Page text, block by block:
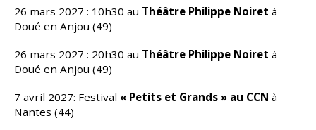
26 mars 2027 : 10h30 au Théâtre Philippe Noiret à
Doué en Anjou (49)
26 mars 2027 : 20h30 au Théâtre Philippe Noiret à
Doué en Anjou (49)
7 avril 2027: Festival « Petits et Grands » au CCN à
Nantes (44)